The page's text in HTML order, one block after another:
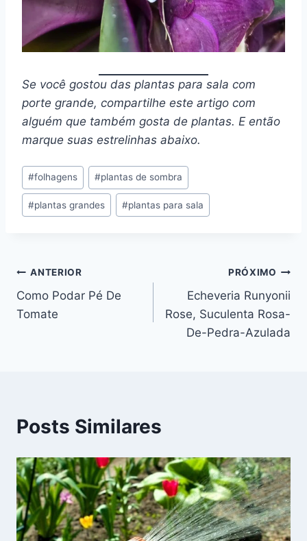
Se você gostou das plantas para sala com
porte grande, compartilhe este artigo com
alguém que também gosta de plantas. E então
marque suas estrelinhas abaixo.
Tags
do
Post:
#folhagens #plantas de sombra
#plantas grandes #plantas para sala
Navegação
de
ANTERIOR
Como Podar Pé De
Tomate
PRÓXIMO
Echeveria Runyonii
Rose, Suculenta Rosa-
De-Pedra-Azulada
Posts Similares